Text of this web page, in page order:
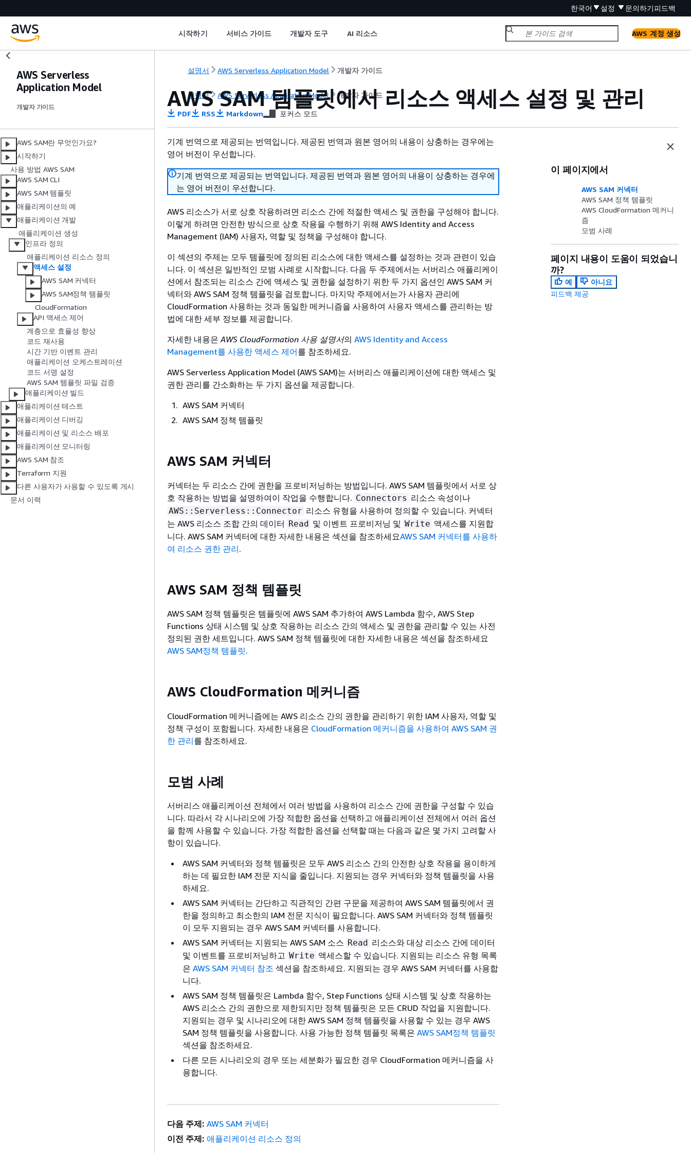
한국어 설정 문의하기피드백
시작하기 서비스 가이드 개발자 도구 AI 리소스 AWS 계정 생성
AWS Serverless
Application Model
개발자 가이드
AWS SAM란 무엇인가요?
시작하기
사용 방법 AWS SAM
AWS SAM CLI
AWS SAM 템플릿
애플리케이션의 예
애플리케이션 개발
애플리케이션 생성
인프라 정의
애플리케이션 리소스 정의
액세스 설정
AWS SAM 커넥터
AWS SAM정책 템플릿
CloudFormation
API 액세스 제어
계층으로 효율성 향상
코드 재사용
시간 기반 이벤트 관리
애플리케이션 오케스트레이션
코드 서명 설정
AWS SAM 템플릿 파일 검증
애플리케이션 빌드
애플리케이션 테스트
애플리케이션 디버깅
애플리케이션 및 리소스 배포
애플리케이션 모니터링
AWS SAM 참조
Terraform 지원
다른 사용자가 사용할 수 있도록 게시
문서 이력
설명서 AWS Serverless Application Model 개발자 가이드
설명서 AWS Serverless Application Model 개발자 가이드
AWS SAM 템플릿에서 리소스 액세스 설정 및 관리
PDF RSS Markdown 포커스 모드
기계 번역으로 제공되는 번역입니다. 제공된 번역과 원본 영어의 내용이 상충하는 경우에는
영어 버전이 우선합니다.
기계 번역으로 제공되는 번역입니다. 제공된 번역과 원본 영어의 내용이 상충하는 경우에
는 영어 버전이 우선합니다.
AWS 리소스가 서로 상호 작용하려면 리소스 간에 적절한 액세스 및 권한을 구성해야 합니다.
이렇게 하려면 안전한 방식으로 상호 작용을 수행하기 위해 AWS Identity and Access
Management (IAM) 사용자, 역할 및 정책을 구성해야 합니다.
이 섹션의 주제는 모두 템플릿에 정의된 리소스에 대한 액세스를 설정하는 것과 관련이 있습
니다. 이 섹션은 일반적인 모범 사례로 시작합니다. 다음 두 주제에서는 서버리스 애플리케이
션에서 참조되는 리소스 간에 액세스 및 권한을 설정하기 위한 두 가지 옵션인 AWS SAM 커
넥터와 AWS SAM 정책 템플릿을 검토합니다. 마지막 주제에서는가 사용자 관리에
CloudFormation 사용하는 것과 동일한 메커니즘을 사용하여 사용자 액세스를 관리하는 방
법에 대한 세부 정보를 제공합니다.
자세한 내용은AWS CloudFormation 사용 설명서의 AWS Identity and Access
Management를 사용한 액세스 제어를 참조하세요.
AWS Serverless Application Model (AWS SAM)는 서버리스 애플리케이션에 대한 액세스 및
권한 관리를 간소화하는 두 가지 옵션을 제공합니다.
AWS SAM 커넥터
AWS SAM 정책 템플릿
AWS SAM 커넥터
커넥터는 두 리소스 간에 권한을 프로비저닝하는 방법입니다. AWS SAM 템플릿에서 서로 상
호 작용하는 방법을 설명하여이 작업을 수행합니다. Connectors 리소스 속성이나
AWS::Serverless::Connector 리소스 유형을 사용하여 정의할 수 있습니다. 커넥터
는 AWS 리소스 조합 간의 데이터 Read 및 이벤트 프로비저닝 및 Write 액세스를 지원합
니다. AWS SAM 커넥터에 대한 자세한 내용은 섹션을 참조하세요AWS SAM 커넥터를 사용하
여 리소스 권한 관리.
AWS SAM 정책 템플릿
AWS SAM 정책 템플릿은 템플릿에 AWS SAM 추가하여 AWS Lambda 함수, AWS Step
Functions 상태 시스템 및 상호 작용하는 리소스 간의 액세스 및 권한을 관리할 수 있는 사전
정의된 권한 세트입니다. AWS SAM 정책 템플릿에 대한 자세한 내용은 섹션을 참조하세요
AWS SAM정책 템플릿.
AWS CloudFormation 메커니즘
CloudFormation 메커니즘에는 AWS 리소스 간의 권한을 관리하기 위한 IAM 사용자, 역할 및
정책 구성이 포함됩니다. 자세한 내용은 CloudFormation 메커니즘을 사용하여 AWS SAM 권
한 관리를 참조하세요.
모범 사례
서버리스 애플리케이션 전체에서 여러 방법을 사용하여 리소스 간에 권한을 구성할 수 있습
니다. 따라서 각 시나리오에 가장 적합한 옵션을 선택하고 애플리케이션 전체에서 여러 옵션
을 함께 사용할 수 있습니다. 가장 적합한 옵션을 선택할 때는 다음과 같은 몇 가지 고려할 사
항이 있습니다.
AWS SAM 커넥터와 정책 템플릿은 모두 AWS 리소스 간의 안전한 상호 작용을 용이하게
하는 데 필요한 IAM 전문 지식을 줄입니다. 지원되는 경우 커넥터와 정책 템플릿을 사용
하세요.
AWS SAM 커넥터는 간단하고 직관적인 간편 구문을 제공하여 AWS SAM 템플릿에서 권
한을 정의하고 최소한의 IAM 전문 지식이 필요합니다. AWS SAM 커넥터와 정책 템플릿
이 모두 지원되는 경우 AWS SAM 커넥터를 사용합니다.
AWS SAM 커넥터는 지원되는 AWS SAM 소스 Read 리소스와 대상 리소스 간에 데이터
및 이벤트를 프로비저닝하고 Write 액세스할 수 있습니다. 지원되는 리소스 유형 목록
은 AWS SAM 커넥터 참조 섹션을 참조하세요. 지원되는 경우 AWS SAM 커넥터를 사용합
니다.
AWS SAM 정책 템플릿은 Lambda 함수, Step Functions 상태 시스템 및 상호 작용하는
AWS 리소스 간의 권한으로 제한되지만 정책 템플릿은 모든 CRUD 작업을 지원합니다.
지원되는 경우 및 시나리오에 대한 AWS SAM 정책 템플릿을 사용할 수 있는 경우 AWS
SAM 정책 템플릿을 사용합니다. 사용 가능한 정책 템플릿 목록은 AWS SAM정책 템플릿
섹션을 참조하세요.
다른 모든 시나리오의 경우 또는 세분화가 필요한 경우 CloudFormation 메커니즘을 사
용합니다.
이 페이지에서
AWS SAM 커넥터
AWS SAM 정책 템플릿
AWS CloudFormation 메커니
즘
모범 사례
페이지 내용이 도움이 되었습니
까?
예
아니요
피드백 제공
다음 주제: AWS SAM 커넥터
이전 주제: 애플리케이션 리소스 정의